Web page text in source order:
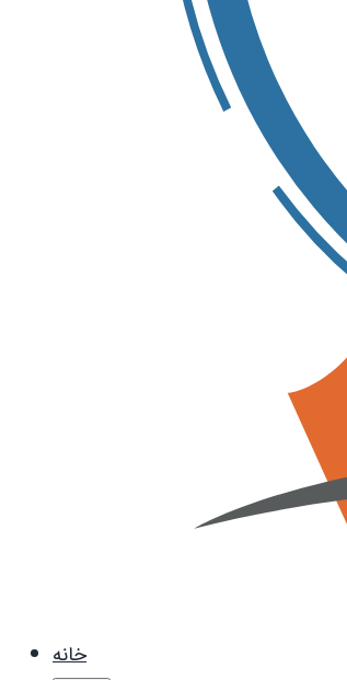
خانه